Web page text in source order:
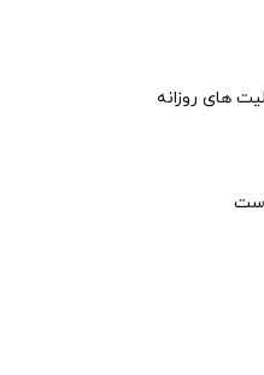
های روزانه